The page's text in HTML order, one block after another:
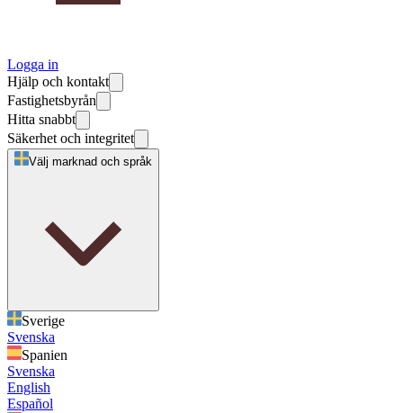
Logga in
Hjälp och kontakt
Fastighetsbyrån
Hitta snabbt
Säkerhet och integritet
Välj marknad och språk
Sverige
Svenska
Spanien
Svenska
English
Español